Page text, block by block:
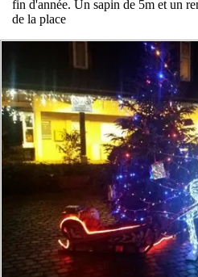
fin d'année. Un sapin de 5m et un
de la place